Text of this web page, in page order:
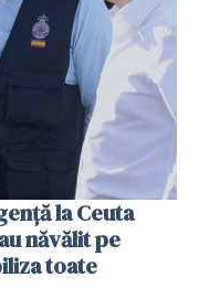
la Ceuta
năvălit pe
toate